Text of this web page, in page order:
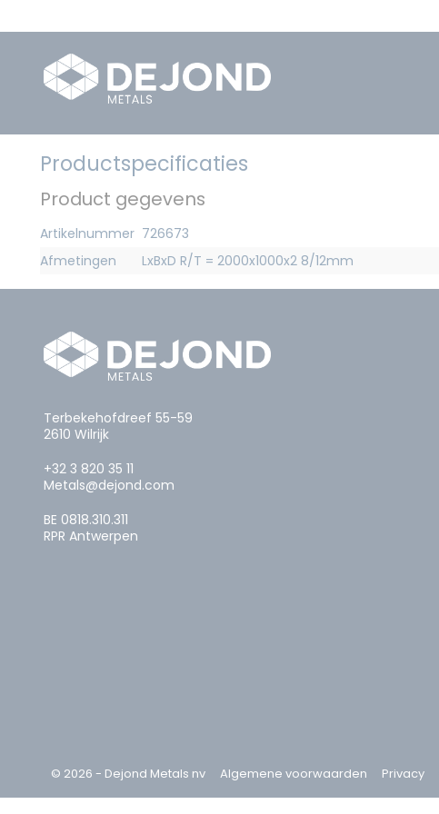
Productspecificaties
Product gegevens
Artikelnummer 726673
Afmetingen
LxBxD R/T = 2000x1000x2 8/12mm
Terbekehofdreef 55-59
2610 Wilrijk
+32 3 820 35 11
Metals@dejond.com
BE 0818.310.311
RPR Antwerpen
© 2026 - Dejond Metals nv Algemene voorwaarden Privacy